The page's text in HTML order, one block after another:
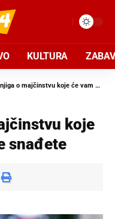
KULTURA
majčinstvu koje će vam pomoći da se snađete
koje
snađete